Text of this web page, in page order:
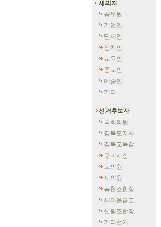
새의자
공무원
기업인
단체인
정치인
교육인
종교인
예술인
기타
선거후보자
국회의원
경북도지사
경북교육감
구미시장
도의원
시의원
농협조합장
새마을금고
산림조합장
기타선거